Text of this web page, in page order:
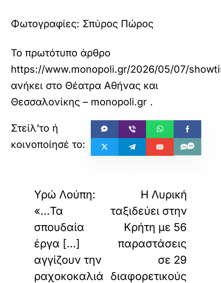
Φωτογραφίες: Σπύρος Πώρος
Το πρωτότυπο άρθρο
https://www.monopoli.gr/2026/05/07/
ανήκει στο Θέατρα Αθήνας και
Θεσσαλονίκης – monopoli.gr .
Υρώ Λούπη:
«…Τα
σπουδαία
έργα […]
αγγίζουν την
ραχοκοκαλιά
H Λυρική
ταξιδεύει στην
Κρήτη με 56
παραστάσεις
σε 29
διαφορετικούς